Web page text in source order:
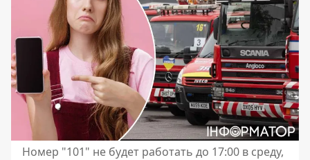
Номер "101" не будет работать до 17:00 в среду,